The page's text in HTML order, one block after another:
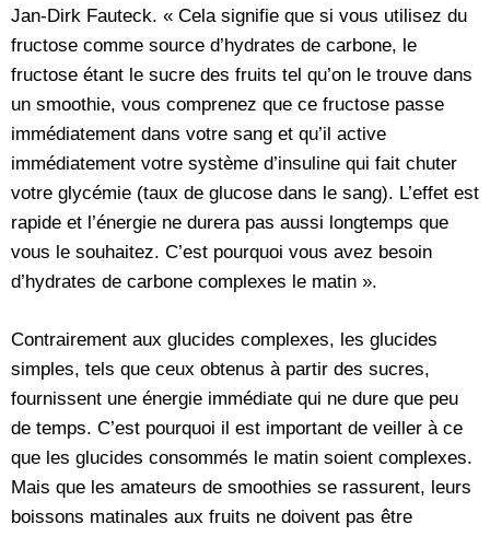
Jan-Dirk Fauteck. « Cela signifie que si vous utilisez du
fructose comme source d’hydrates de carbone, le
fructose étant le sucre des fruits tel qu’on le trouve dans
un smoothie, vous comprenez que ce fructose passe
immédiatement dans votre sang et qu’il active
immédiatement votre système d’insuline qui fait chuter
votre glycémie (taux de glucose dans le sang). L’effet est
rapide et l’énergie ne durera pas aussi longtemps que
vous le souhaitez. C’est pourquoi vous avez besoin
d’hydrates de carbone complexes le matin ».
Contrairement aux glucides complexes, les glucides
simples, tels que ceux obtenus à partir des sucres,
fournissent une énergie immédiate qui ne dure que peu
de temps. C’est pourquoi il est important de veiller à ce
que les glucides consommés le matin soient complexes.
Mais que les amateurs de smoothies se rassurent, leurs
boissons matinales aux fruits ne doivent pas être